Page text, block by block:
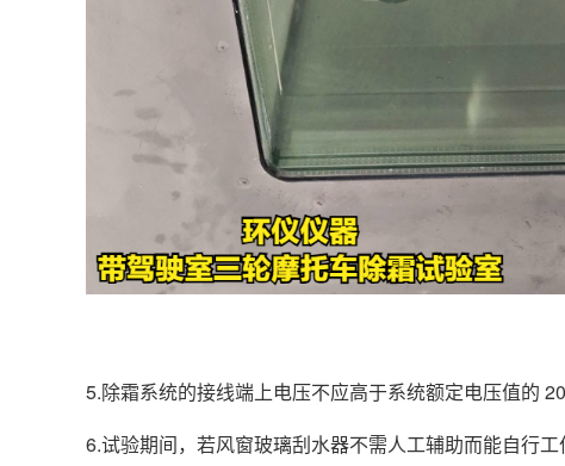
5.除霜系统的接线端上电压不应高于系统额定电压值的
6.试验期间，若风窗玻璃刮水器不需人工辅助而能自行工